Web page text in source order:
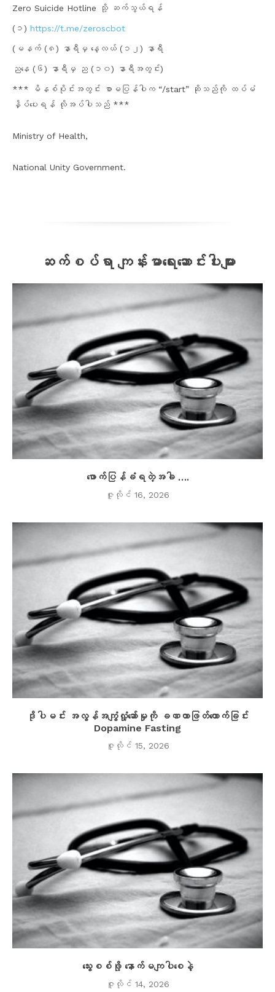
Zero Suicide Hotline သို့ ဆက်သွယ်ရန်
(၁) https://t.me/zeroscbot
(မနက် (၈) နာရီမှ နေ့လယ် (၁၂) နာရီ
ညနေ (၆) နာရီမှ ည (၁၀) နာရီအတွင်း)
*** မိနစ်ပိုင်းအတွင်း စာမပြန်ပါက “/start” ဆိုသည်ကို ထပ်မံ
နှိပ်ပေးရန် လိုအပ်ပါသည် ***
Ministry of Health,
National Unity Government.
ဆက်စပ်ရာ ကျန်းမာရေးဆောင်းပါးများ
ဖောက်ပြန်ခံရတဲ့အခါ ….
ဇူလိုင် 16, 2026
ဒိုပါမင်း အလွန်အကျွံလှုံ့ဆော်မှုကို ခဏတာဖြတ်တောက်ခြင်း
Dopamine Fasting
ဇူလိုင် 15, 2026
သွေးစစ်ဖို့ နောက်မကျပါစေနဲ့
ဇူလိုင် 14, 2026